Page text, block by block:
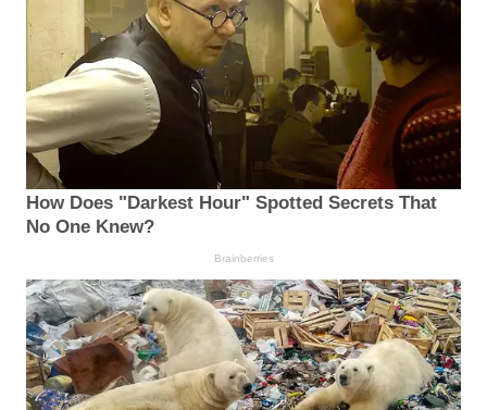
How Does "Darkest Hour" Spotted Secrets That
No One Knew?
Brainberries